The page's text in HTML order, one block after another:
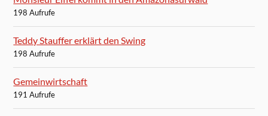
198 Aufrufe
Teddy Stauffer erklärt den Swing
198 Aufrufe
Gemeinwirtschaft
191 Aufrufe